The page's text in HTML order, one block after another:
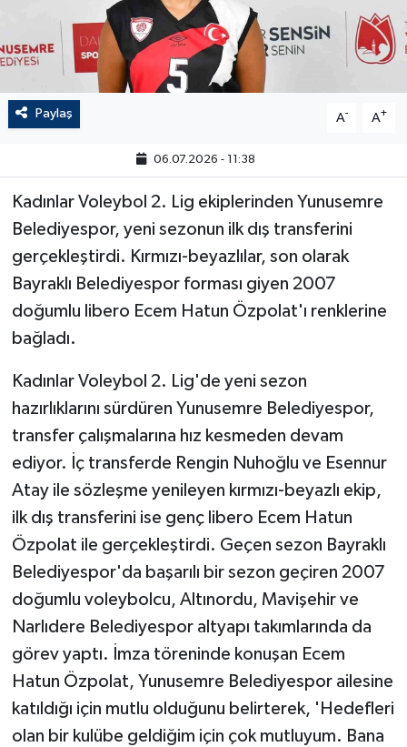
Paylaş A- A+
06.07.2026 - 11:38
Kadınlar Voleybol 2. Lig ekiplerinden Yunusemre
Belediyespor, yeni sezonun ilk dış transferini
gerçekleştirdi. Kırmızı-beyazlılar, son olarak
Bayraklı Belediyespor forması giyen 2007
doğumlu libero Ecem Hatun Özpolat'ı renklerine
bağladı.
Kadınlar Voleybol 2. Lig'de yeni sezon
hazırlıklarını sürdüren Yunusemre Belediyespor,
transfer çalışmalarına hız kesmeden devam
ediyor. İç transferde Rengin Nuhoğlu ve Esennur
Atay ile sözleşme yenileyen kırmızı-beyazlı ekip,
ilk dış transferini ise genç libero Ecem Hatun
Özpolat ile gerçekleştirdi. Geçen sezon Bayraklı
Belediyespor'da başarılı bir sezon geçiren 2007
doğumlu voleybolcu, Altınordu, Mavişehir ve
Narlıdere Belediyespor altyapı takımlarında da
görev yaptı. İmza töreninde konuşan Ecem
Hatun Özpolat, Yunusemre Belediyespor ailesine
katıldığı için mutlu olduğunu belirterek, 'Hedefleri
olan bir kulübe geldiğim için çok mutluyum. Bana